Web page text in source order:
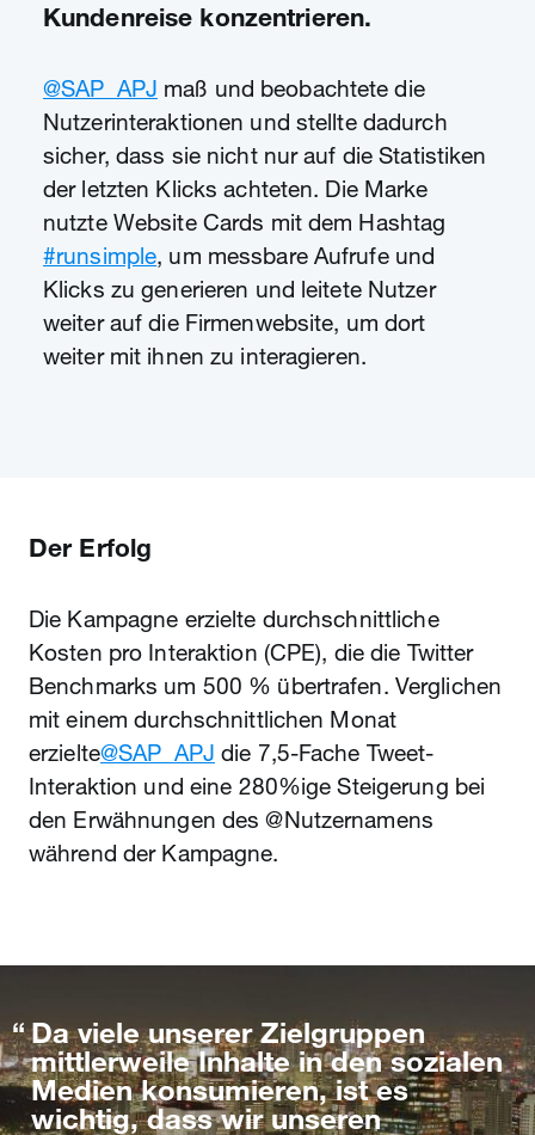
Kundenreise konzentrieren.
@SAP_APJ maß und beobachtete die
Nutzerinteraktionen und stellte dadurch
sicher, dass sie nicht nur auf die Statistiken
der letzten Klicks achteten. Die Marke
nutzte Website Cards mit dem Hashtag
#runsimple, um messbare Aufrufe und
Klicks zu generieren und leitete Nutzer
weiter auf die Firmenwebsite, um dort
weiter mit ihnen zu interagieren.
Der Erfolg
Die Kampagne erzielte durchschnittliche
Kosten pro Interaktion (CPE), die die Twitter
Benchmarks um 500 % übertrafen. Verglichen
mit einem durchschnittlichen Monat
erzielte@SAP_APJ die 7,5-Fache Tweet-
Interaktion und eine 280%ige Steigerung bei
den Erwähnungen des @Nutzernamens
während der Kampagne.
Da viele unserer Zielgruppen
mittlerweile Inhalte in den sozialen
Medien konsumieren, ist es
wichtig, dass wir unseren